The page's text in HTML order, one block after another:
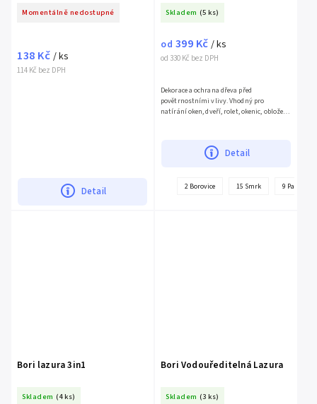
Momentálně nedostupné
114 Kč bez DPH
138 Kč / ks
Detail
Skladem (5 ks)
od 330 Kč bez DPH
od 399 Kč / ks
Detail
Dekorace a ochrana dřeva před
povětrnostními vlivy. Vhodný pro
natírání oken, dveří, rolet, okenic, obložení,
2 Borovice 15 Smrk 9 Palisandr
Bori lazura 3in1
Skladem (4 ks)
Bori Vodouředitelná Lazura
Skladem (3 ks)